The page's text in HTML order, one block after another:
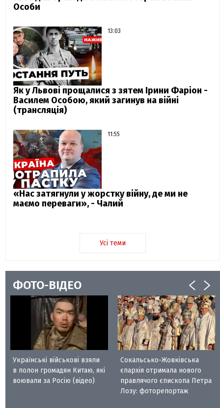
Особи
13:03
Як у Львові прощалися з зятем Ірини Фаріон -
Василем Особою, який загинув на війні
(трансляція)
11:55
«Нас затягнули у жорстку війну, де ми не
маємо переваги», - Чалий
Усі теми
ФОТО-ВІДЕО
Українські військові взяли
в полон громадян Китаю, які
воювали за Росію (відео)
Сокальсько-Жовківська
єпархія отримала нового
правлячого єпископа Петра
Лозу: фоторепортаж